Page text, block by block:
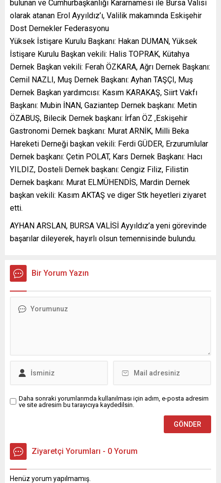
bulunan ve Cumhurbaşkanlığı Kararnamesi ile Bursa Valisi
olarak atanan Erol Ayyıldız’ı, Valilik makamında Eskişehir
Dost Dernekler Federasyonu
Yüksek İstişare Kurulu Başkanı: Hakan DUMAN, Yüksek
İstişare Kurulu Başkan vekili: Halis TOPRAK, Kütahya
Dernek Başkan vekili: Ferah ÖZKARA, Ağrı Dernek Başkanı:
Cemil NAZLI, Muş Dernek Başkanı: Ayhan TAŞÇI, Muş
Dernek Başkan yardımcısı: Kasım KARAKAŞ, Siirt Vakfı
Başkanı: Mubin İNAN, Gaziantep Dernek başkanı: Metin
ÖZABUŞ, Bilecik Dernek başkanı: İrfan ÖZ ,Eskişehir
Gastronomi Dernek başkanı: Murat ARNİK, Milli Beka
Hareketi Derneği başkan vekili: Ferdi GÜDER, Erzurumlular
Dernek başkanı: Çetin POLAT, Kars Dernek Başkanı: Hacı
YILDIZ, Dosteli Dernek başkanı: Cengiz Filiz, Filistin
Dernek başkanı: Murat ELMÜHENDİS, Mardin Dernek
başkan vekili: Kasım AKTAŞ ve diger Stk heyetleri ziyaret
etti.
AYHAN ARSLAN, BURSA VALİSİ Ayyıldız’a yeni görevinde
başarılar dileyerek, hayırlı olsun temennisinde bulundu.
Bir Yorum Yazın
Daha sonraki yorumlarımda kullanılması için adım, e-posta adresim
ve site adresim bu tarayıcıya kaydedilsin.
Ziyaretçi Yorumları - 0 Yorum
Henüz yorum yapılmamış.